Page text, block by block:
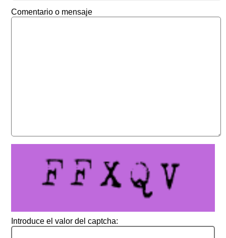
Comentario o mensaje
Introduce el valor del captcha: